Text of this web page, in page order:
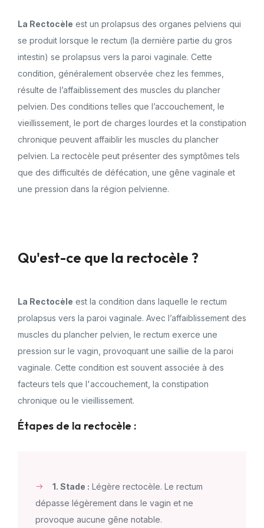
La Rectocèle est un prolapsus des organes pelviens qui
se produit lorsque le rectum (la dernière partie du gros
intestin) se prolapsus vers la paroi vaginale. Cette
condition, généralement observée chez les femmes,
résulte de l’affaiblissement des muscles du plancher
pelvien. Des conditions telles que l’accouchement, le
vieillissement, le port de charges lourdes et la constipation
chronique peuvent affaiblir les muscles du plancher
pelvien. La rectocèle peut présenter des symptômes tels
que des difficultés de défécation, une gêne vaginale et
une pression dans la région pelvienne.
Qu'est-ce que la rectocèle ?
La Rectocèle est la condition dans laquelle le rectum
prolapsus vers la paroi vaginale. Avec l’affaiblissement des
muscles du plancher pelvien, le rectum exerce une
pression sur le vagin, provoquant une saillie de la paroi
vaginale. Cette condition est souvent associée à des
facteurs tels que l'accouchement, la constipation
chronique ou le vieillissement.
Étapes de la rectocèle :
1. Stade : Légère rectocèle. Le rectum
dépasse légèrement dans le vagin et ne
provoque aucune gêne notable.